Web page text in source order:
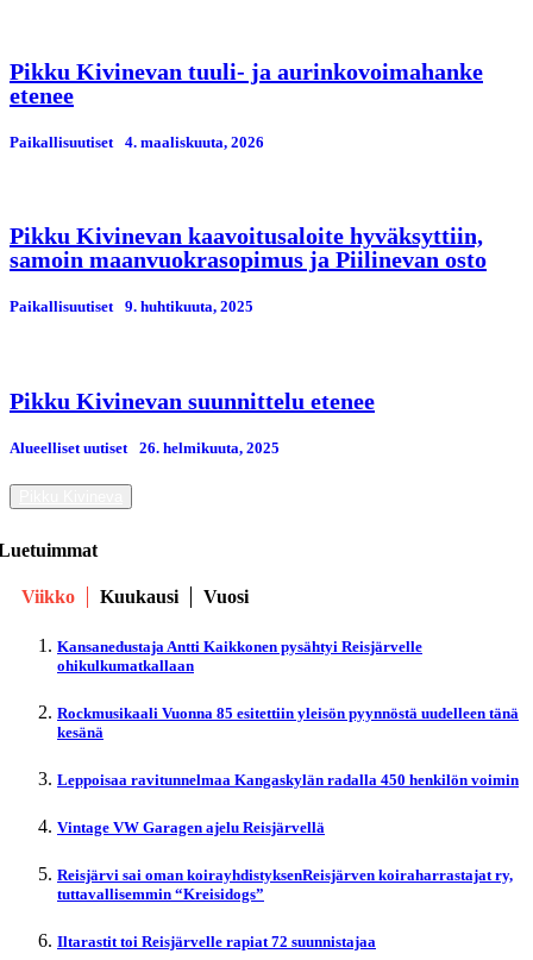
Pikku Kivinevan tuuli- ja aurinkovoimahanke
etenee
Paikallisuutiset 4. maaliskuuta, 2026
Pikku Kivinevan kaavoitusaloite hyväksyttiin,
samoin maanvuokrasopimus ja Piilinevan osto
Paikallisuutiset 9. huhtikuuta, 2025
Pikku Kivinevan suunnittelu etenee
Alueelliset uutiset 26. helmikuuta, 2025
Viikko Kuukausi Vuosi
Kansanedustaja Antti Kaikkonen pysähtyi Reisjärvelle
ohikulkumatkallaan
Rockmusikaali Vuonna 85 esitettiin yleisön pyynnöstä uudelleen tänä
kesänä
Leppoisaa ravitunnelmaa Kangaskylän radalla 450 henkilön voimin
Vintage VW Garagen ajelu Reisjärvellä
Reisjärvi sai oman koirayhdistyksenReisjärven koiraharrastajat ry,
tuttavallisemmin “Kreisidogs”
Iltarastit toi Reisjärvelle rapiat 72 suunnistajaa